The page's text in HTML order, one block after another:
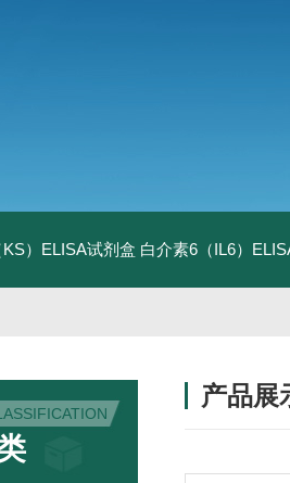
）ELISA试剂盒 白介素6（IL6）
产品展